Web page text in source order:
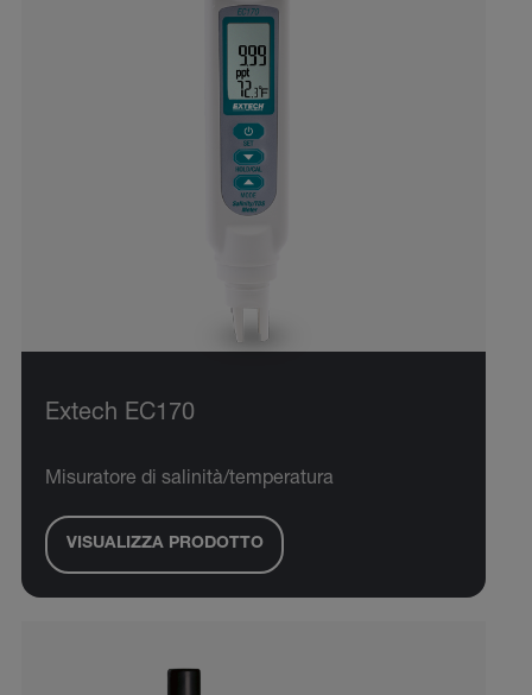
Extech EC170
Misuratore di salinità/temperatura
VISUALIZZA PRODOTTO